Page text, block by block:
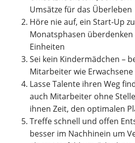
Umsätze für das Überleben
Höre nie auf, ein Start-Up
Monatsphasen überdenken
Einheiten
Sei kein Kindermädchen –
Mitarbeiter wie Erwachsene
Lasse Talente ihren Weg
auch Mitarbeiter ohne
ihnen Zeit, den optimalen
Treffe schnell und offen
besser im Nachhinein um